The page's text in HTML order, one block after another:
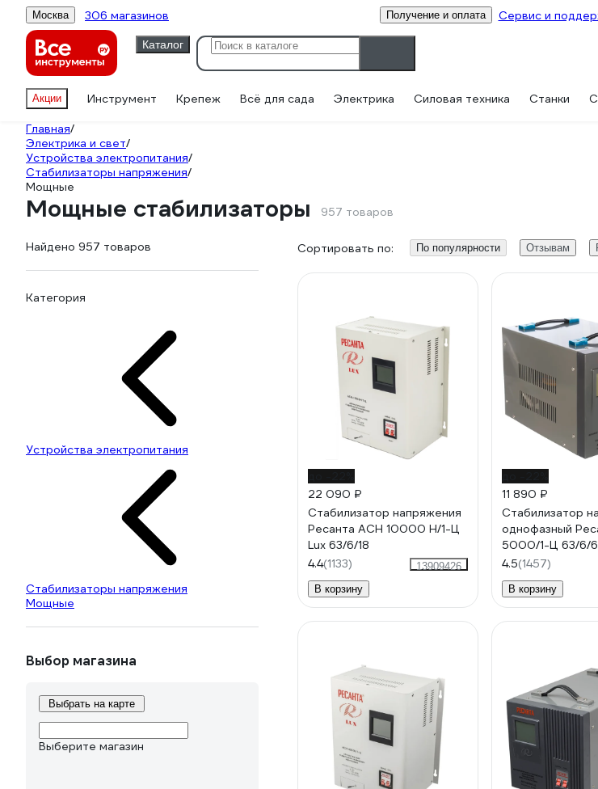
Москва 306 магазинов Получение и оплата Сервис и
Каталог
Акции Инструмент Крепеж Всё для сада Электрика Силовая техника Станки
Главная/
Электрика и свет/
Устройства электропитания/
Стабилизаторы напряжения/
Мощные
Мощные стабилизаторы 957 товаров
Найдено 957 товаров
Категория
Устройства электропитания
Стабилизаторы напряжения
Мощные
Выбор магазина
Выбрать на карте
Выберите магазин
Сортировать по: По популярности Отзывам
22 090 ₽
Стабилизатор напряжения
Ресанта АСН 10000 Н/1-Ц
Lux 63/6/18
4.4(1133)
13909426
В корзину
11 890 ₽
Стабилизатор
однофазный
5000/1-Ц 63/6/6
4.5(1457)
В корзину